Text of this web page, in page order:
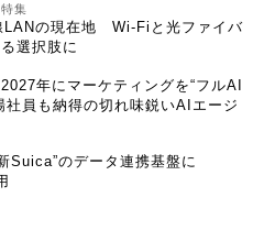
集
LANの現在地 Wi-Fiと光ファイバ
選択肢に
年にマーケティングを“フルAI
員も納得の切れ味鋭いAIエージ
Suica”のデータ連携基盤に